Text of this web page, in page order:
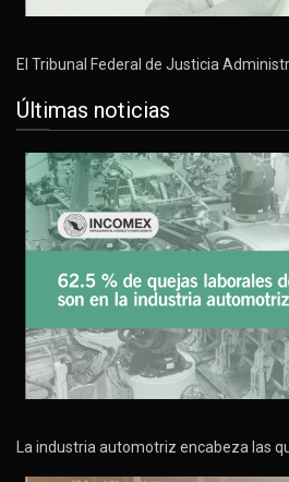
El Tribunal Federal de Justicia
Últimas noticias
La industria automotriz encabeza las